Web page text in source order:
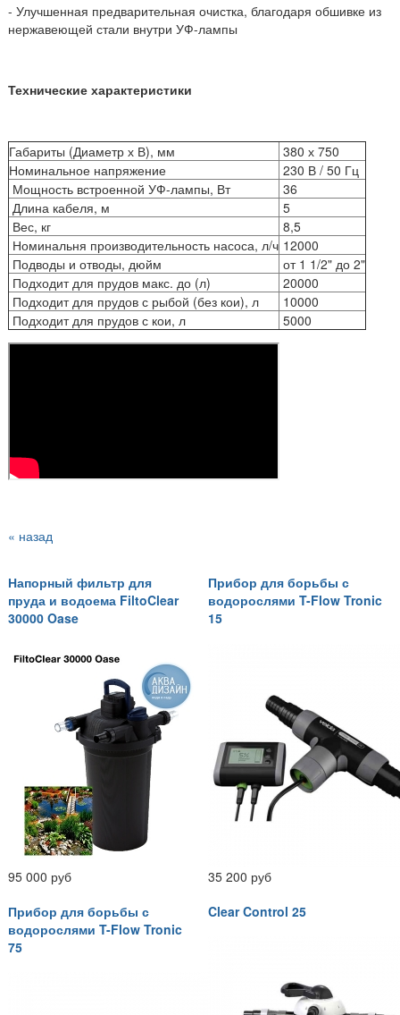
- Улучшенная предварительная очистка, благодаря обшивке из
нержавеющей стали внутри УФ-лампы
Технические характеристики
Габариты (Диаметр х В), мм
380 х 750
Номинальное напряжение
230 В / 50 Гц
Мощность встроенной УФ-лампы, Вт
36
Длина кабеля, м
5
Вес, кг
8,5
Номинальня производительность насоса, л/ч 12000
Подводы и отводы, дюйм
от 1 1/2" до 2"
Подходит для прудов макс. до (л)
20000
Подходит для прудов с рыбой (без кои), л
10000
Подходит для прудов с кои, л
5000
« назад
Напорный фильтр для
пруда и водоема FiltoClear
30000 Oase
95 000 руб
Прибор для борьбы с
водорослями T-Flow Tronic
15
35 200 руб
Прибор для борьбы с
водорослями T-Flow Tronic
75
Clear Control 25